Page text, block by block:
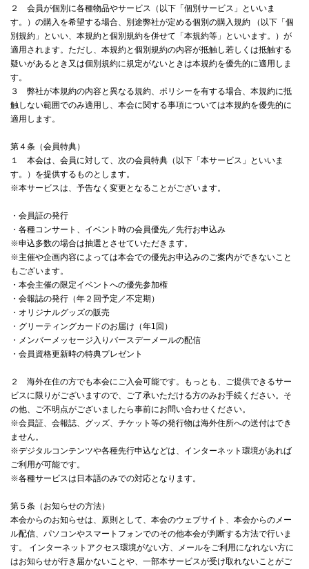
Contact us
Sign In
２ 会員が個別に各種物品やサービス（以下「個別サービス」といいま
す。）の購入を希望する場合、別途弊社が定める個別の購入規約 （以下「個
別規約」といい、本規約と個別規約を併せて「本規約等」といいます。）が
適用されます。ただし、本規約と個別規約の内容が抵触し若しくは抵触する
疑いがあるとき又は個別規約に規定がないときは本規約を優先的に適用しま
す。
３ 弊社が本規約の内容と異なる規約、ポリシーを有する場合、本規約に抵
触しない範囲でのみ適用し、本会に関する事項については本規約を優先的に
適用します。
第４条（会員特典）
１ 本会は、会員に対して、次の会員特典（以下「本サービス」といいま
す。）を提供するものとします。
※本サービスは、予告なく変更となることがございます。
・会員証の発行
・各種コンサート、イベント時の会員優先／先行お申込み
※申込多数の場合は抽選とさせていただきます。
※主催や企画内容によっては本会での優先お申込みのご案内ができないこと
もございます。
・本会主催の限定イベントへの優先参加権
・会報誌の発行（年２回予定／不定期）
・オリジナルグッズの販売
・グリーティングカードのお届け（年1回）
・メンバーメッセージ入りバースデーメールの配信
・会員資格更新時の特典プレゼント
２ 海外在住の方でも本会にご入会可能です。もっとも、ご提供できるサー
ビスに限りがございますので、ご了承いただける方のみお手続ください。そ
の他、ご不明点がございましたら事前にお問い合わせください。
※会員証、会報誌、グッズ、チケット等の発行物は海外住所への送付はでき
ません。
※デジタルコンテンツや各種先行申込などは、インターネット環境があれば
ご利用が可能です。
※各種サービスは日本語のみでの対応となります。
第５条（お知らせの方法）
本会からのお知らせは、原則として、本会のウェブサイト、本会からのメー
ル配信、パソコンやスマートフォンでのその他本会が判断する方法で行いま
す。 インターネットアクセス環境がない方、メールをご利用になれない方に
はお知らせが行き届かないことや、一部本サービスが受け取れないことがご